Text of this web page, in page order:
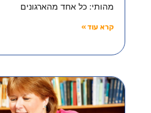
מהותי: כל אחד מהארגונים
קרא עוד »